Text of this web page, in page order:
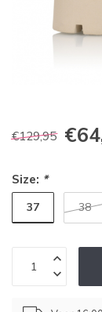
€129,95
Size: *
37 38